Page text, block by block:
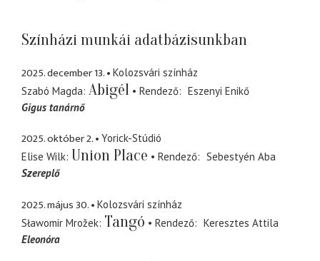
Színházi munkái adatbázisunkban
2025. december 13.
Kolozsvári színház
Szabó Magda Abigél Rendező
Eszenyi Enikő
Gigus tanárnő
2025. október 2.
Yorick-Stúdió
Elise Wilk Union Place Rendező
Sebestyén Aba
Szereplő
2025. május 30.
Kolozsvári színház
Sławomir Mrožek Tangó Rendező
Keresztes Attila
Eleonóra